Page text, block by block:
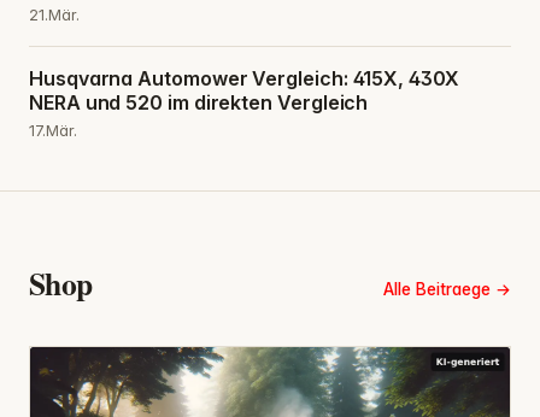
21.Mär.
Husqvarna Automower Vergleich: 415X, 430X
NERA und 520 im direkten Vergleich
17.Mär.
Shop Alle Beitraege